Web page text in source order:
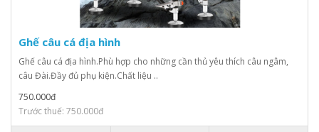
Ghế câu cá địa hình
Ghế câu cá địa hình.Phù hợp cho những cần thủ yêu thích câu ngâm,
câu Đài.Đầy đủ phụ kiện.Chất liệu ..
750.000đ
Trước thuế: 750.000đ